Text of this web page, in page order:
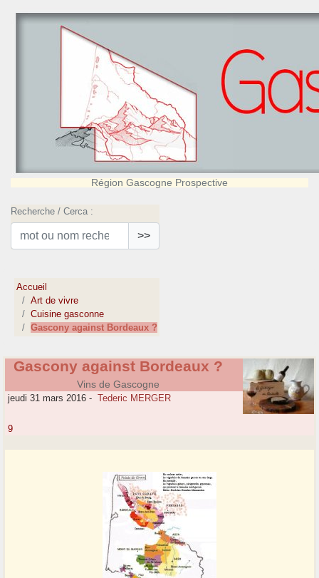
Région Gascogne Prospective
Recherche / Cerca :
>>
Accueil
Art de vivre
Cuisine gasconne
Gascony against Bordeaux ?
Gascony against Bordeaux ?
Vins de Gascogne
jeudi 31 mars 2016 - Tederic MERGER
9